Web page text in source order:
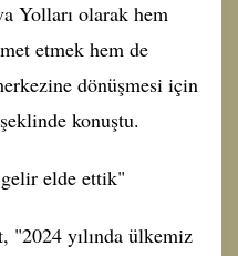
Yolları olarak hem
etmek hem de
dönüşmesi için
konuştu.
elde ettik"
"2024 yılında ülkemiz